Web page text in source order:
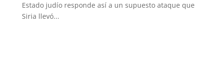
Estado judío responde así a un supuesto ataque que
Siria llevó...